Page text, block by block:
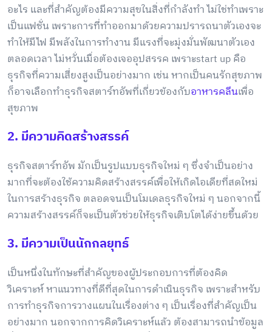
อะไร และที่สำคัญต้องมีความสุขในสิ่งที่กำลังทำ ไม่ใช่ทำเพราะ
เป็นแฟชั่น เพราะการที่ทำออกมาด้วยความปรารถนาตัวเองจะ
ทำให้มีไฟ มีพลังในการทำงาน มีแรงที่จะมุ่งมั่นพัฒนาตัวเอง
ตลอดเวลา ไม่หวั่นเมื่อต้องเจออุปสรรค เพราะstart up คือ
ธุรกิจที่ความเสี่ยงสูงเป็นอย่างมาก เช่น หากเป็นคนรักสุขภาพ
ก็อาจเลือกทำธุรกิจสตาร์ทอัพที่เกี่ยวข้องกับอาหารคลีนเพื่อ
สุขภาพ
2. มีความคิดสร้างสรรค์
ธุรกิจสตาร์ทอัพ มักเป็นรูปแบบธุรกิจใหม่ ๆ ซึ่งจำเป็นอย่าง
มากที่จะต้องใช้ความคิดสร้างสรรค์เพื่อให้เกิดไอเดียที่สดใหม่
ในการสร้างธุรกิจ ตลอดจนเป็นโมเดลธุรกิจใหม่ ๆ นอกจากนี้
ความสร้างสรรค์ก็จะเป็นตัวช่วยให้ธุรกิจเติบโตได้ง่ายขึ้นด้วย
3. มีความเป็นนักกลยุทธ์
เป็นหนึ่งในทักษะที่สำคัญของผู้ประกอบการที่ต้องคิด
วิเคราะห์ หาแนวทางที่ดีที่สุดในการดำเนินธุรกิจ เพราะสำหรับ
การทำธุรกิจการวางแผนในเรื่องต่าง ๆ เป็นเรื่องที่สำคัญเป็น
อย่างมาก นอกจากการคิดวิเคราะห์แล้ว ต้องสามารถนำข้อมูล